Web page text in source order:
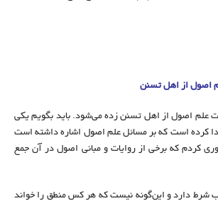
اصول از اهل تسنن
علم اصول از اهل تسنن زده می‌شود. باید بگویم یکی
پیدا کرده است که بر مسائل علم اصول اشاره داشته است
کردم که برخی از روایات و مبانی اصول در آن جمع
شرط دارد و این‌گونه نیست که هر کس منطق را خواند